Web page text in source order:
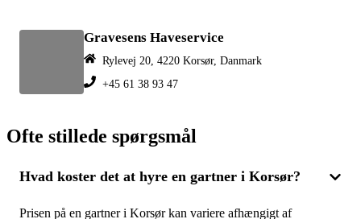
Gravesens Haveservice
Rylevej 20, 4220 Korsør, Danmark
+45 61 38 93 47
Ofte stillede spørgsmål
Hvad koster det at hyre en gartner i Korsør?
Prisen på en gartner i Korsør kan variere afhængigt af